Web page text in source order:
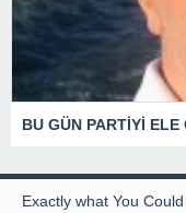
Exactly what You